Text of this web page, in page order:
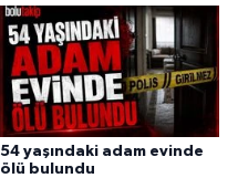
54 yaşındaki adam evinde
ölü bulundu